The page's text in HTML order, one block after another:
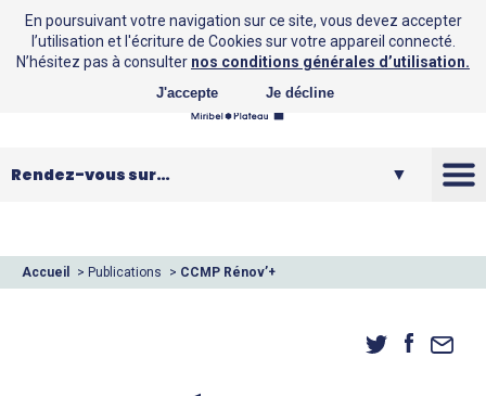
Vos loisirs
Accueil > Publications > CCMP Rénov’+
En poursuivant votre navigation sur ce site, vous devez accepter
l’utilisation et l'écriture de Cookies sur votre appareil connecté.
N’hésitez pas à consulter nos conditions générales d’utilisation.
J'accepte Je décline